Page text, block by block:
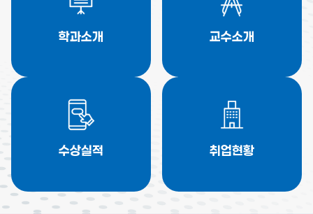
학과소개 교수소개
수상실적 취업현황